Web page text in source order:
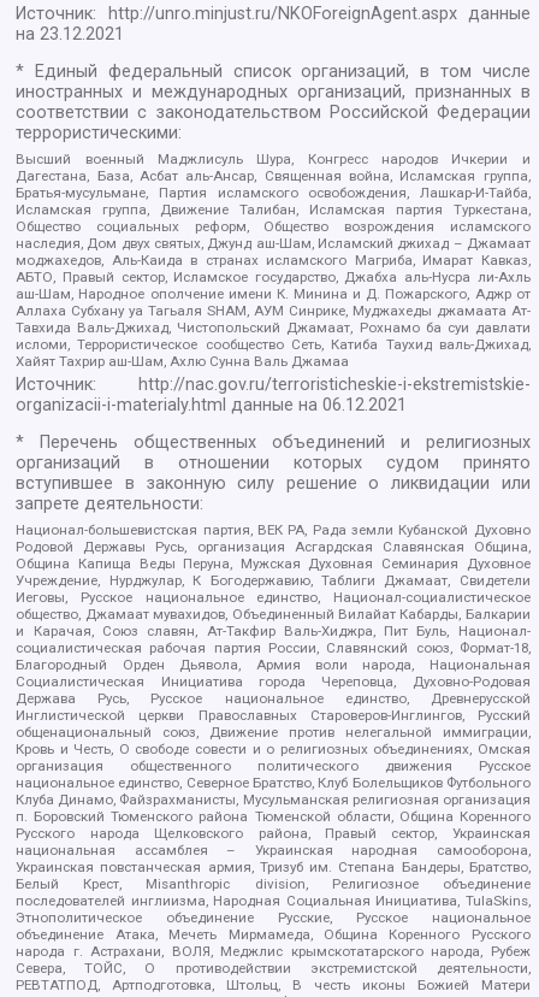
Источник: http://unro.minjust.ru/NKOForeignAgent.aspxданные
на23.12.2021
* Единый федеральный список организаций, в том числе
иностранных и международных организаций, признанных в
соответствии с законодательством Российской Федерации
террористическими:
Высший военный Маджлисуль Шура, Конгресс народов Ичкерии и
Дагестана, База, Асбат аль-Ансар, Священная война, Исламская группа,
Братья-мусульмане, Партия исламского освобождения, Лашкар-И-Тайба,
Исламская группа, Движение Талибан, Исламская партия Туркестана,
Общество социальных реформ, Общество возрождения исламского
наследия, Дом двух святых, Джунд аш-Шам, Исламский джихад – Джамаат
моджахедов, Аль-Каида в странах исламского Магриба, Имарат Кавказ,
АБТО, Правый сектор, Исламское государство, Джабха аль-Нусра ли-Ахль
аш-Шам, Народное ополчение имени К. Минина и Д. Пожарского, Аджр от
Аллаха Субхану уа Тагьаля SHAM, АУМ Синрике, Муджахеды джамаата Ат-
Тавхида Валь-Джихад, Чистопольский Джамаат, Рохнамо ба суи давлати
исломи, Террористическое сообщество Сеть, Катиба Таухид валь-Джихад,
Хайят Тахрир аш-Шам, Ахлю Сунна Валь Джамаа
Источник:
http://nac.gov.ru/terroristicheskie-i-ekstremistskie-
organizacii-i-materialy.html данные на06.12.2021
* Перечень общественных объединений и религиозных
организаций в отношении которых судом принято
вступившее в законную силу решение о ликвидации или
запрете деятельности:
Национал-большевистская партия, ВЕК РА, Рада земли Кубанской Духовно
Родовой Державы Русь, организация Асгардская Славянская Община,
Община Капища Веды Перуна, Мужская Духовная Семинария Духовное
Учреждение, Нурджулар, К Богодержавию, Таблиги Джамаат, Свидетели
Иеговы, Русское национальное единство, Национал-социалистическое
общество, Джамаат мувахидов, Объединенный Вилайат Кабарды, Балкарии
и Карачая, Союз славян, Ат-Такфир Валь-Хиджра, Пит Буль, Национал-
социалистическая рабочая партия России, Славянский союз, Формат-18,
Благородный Орден Дьявола, Армия воли народа, Национальная
Социалистическая Инициатива города Череповца, Духовно-Родовая
Держава Русь, Русское национальное единство, Древнерусской
Инглистической церкви Православных Староверов-Инглингов, Русский
общенациональный союз, Движение против нелегальной иммиграции,
Кровь и Честь, О свободе совести и о религиозных объединениях, Омская
организация общественного политического движения Русское
национальное единство, Северное Братство, Клуб Болельщиков Футбольного
Клуба Динамо, Файзрахманисты, Мусульманская религиозная организация
п. Боровский Тюменского района Тюменской области, Община Коренного
Русского народа Щелковского района, Правый сектор, Украинская
национальная ассамблея – Украинская народная самооборона,
Украинская повстанческая армия, Тризуб им. Степана Бандеры, Братство,
Белый Крест, Misanthropic division, Религиозное объединение
последователей инглиизма, Народная Социальная Инициатива, TulaSkins,
Этнополитическое объединение Русские, Русское национальное
объединение Атака, Мечеть Мирмамеда, Община Коренного Русского
народа г. Астрахани, ВОЛЯ, Меджлис крымскотатарского народа, Рубеж
Севера, ТОЙС, О противодействии экстремистской деятельности,
РЕВТАТПОД, Артподготовка, Штольц, В честь иконы Божией Матери